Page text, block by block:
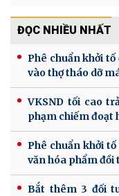
ĐỌC NHIỀU NHẤT
Phê chuẩn khởi
vào thợ tháo dỡ
VKSND tối cao
phạm chiếm đoạt
Phê chuẩn khởi
văn hóa phẩm đồi
Bắt thêm 3 đối